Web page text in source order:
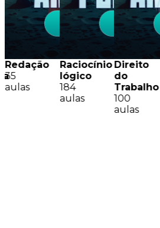
Redação
35
aulas
Raciocínio
lógico
184
aulas
Direito
do
Trabalho
100
aulas